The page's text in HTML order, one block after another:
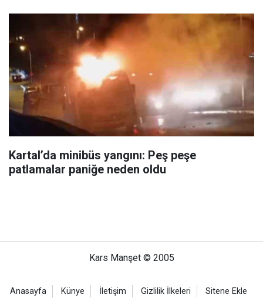
Kartal’da minibüs yangını: Peş peşe
patlamalar paniğe neden oldu
Kars Manşet © 2005
Anasayfa Künye İletişim Gizlilik İlkeleri Sitene Ekle